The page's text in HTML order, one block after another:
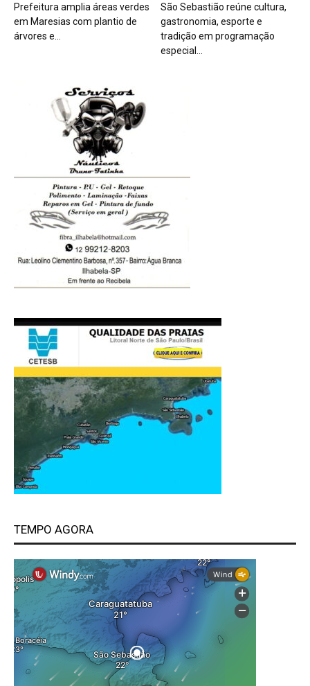
Prefeitura amplia áreas verdes
em Maresias com plantio de
árvores e...
São Sebastião reúne cultura,
gastronomia, esporte e
tradição em programação
especial...
TEMPO AGORA